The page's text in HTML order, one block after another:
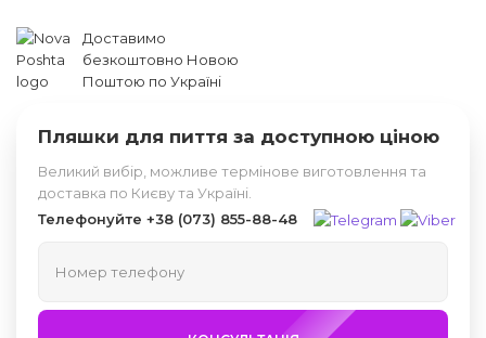
Доставимо
безкоштовно Новою
Поштою по Україні
Пляшки для пиття за доступною ціною
Великий вибір, можливе термінове виготовлення та
доставка по Києву та Україні.
Телефонуйте +38 (073) 855-88-48